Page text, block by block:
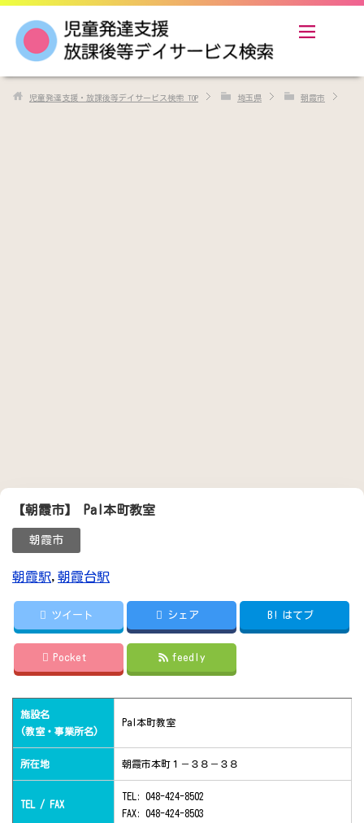
児童発達支援・放課後等デイサービス検索 TOP 埼玉県 朝霞市
【朝霞市】 Pal本町教室
朝霞市
朝霞駅, 朝霞台駅
ツイート シェア B! はてブ
Pocket feedly
施設名
(教室・事業所名)
Pal本町教室
所在地 朝霞市本町１－３８－３８
TEL / FAX
TEL: 048-424-8502
FAX: 048-424-8503